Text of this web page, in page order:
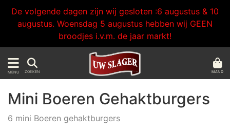
De volgende dagen zijn wij gesloten :6 augustus & 10
augustus. Woensdag 5 augustus hebben wij GEEN
broodjes i.v.m. de jaar markt!
MENU ZOEKEN MAND
Mini Boeren Gehaktburgers
6 mini Boeren gehaktburgers